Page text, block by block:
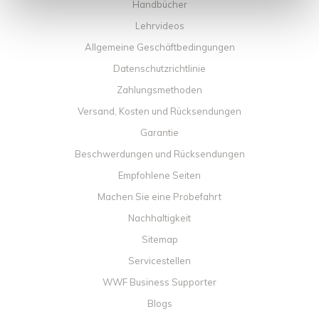
Handbücher
Lehrvideos
Allgemeine Geschäftbedingungen
Datenschutzrichtlinie
Zahlungsmethoden
Versand, Kosten und Rücksendungen
Garantie
Beschwerdungen und Rücksendungen
Empfohlene Seiten
Machen Sie eine Probefahrt
Nachhaltigkeit
Sitemap
Servicestellen
WWF Business Supporter
Blogs